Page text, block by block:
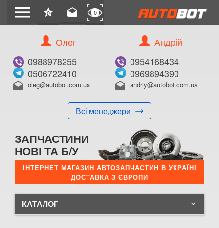
menu star
0 drafts 0
Олег
0988978255
0506722410
drafts oleg@autobot.com.ua
Всі менеджери
Андрій
0954168434
0969894390
drafts andriy@autobot.com.ua
ЗАПЧАСТИНИ
НОВІ ТА Б/У
ІНТЕРНЕТ МАГАЗИН АВТОЗАПЧАСТИН В УКРАЇНІ
ДОСТАВКА З ЄВРОПИ
КАТАЛОГ keyboard_arrow_down